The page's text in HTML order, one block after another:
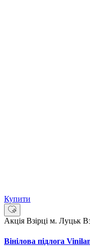
Купити
Акція Взірці м. Луцьк
Вінілова підлога